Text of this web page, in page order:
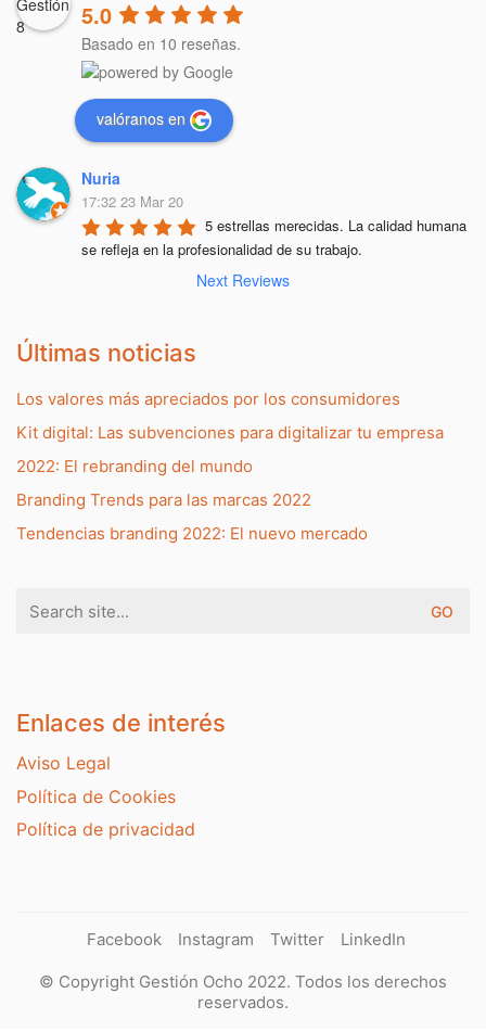
5.0
Basado en 10 reseñas.
valóranos en
Nuria
17:32 23 Mar 20
5 estrellas merecidas. La calidad humana
se refleja en la profesionalidad de su trabajo.
Next Reviews
Últimas noticias
Los valores más apreciados por los consumidores
Kit digital: Las subvenciones para digitalizar tu empresa
2022: El rebranding del mundo
Branding Trends para las marcas 2022
Tendencias branding 2022: El nuevo mercado
for:
Enlaces de interés
Aviso Legal
Política de Cookies
Política de privacidad
Facebook Instagram Twitter LinkedIn
© Copyright Gestión Ocho 2022. Todos los derechos
reservados.